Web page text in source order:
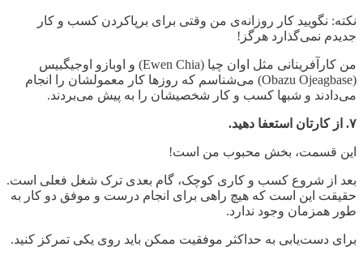
نکته: نگویید کار روزانهی من وقتی برای برپاکردن کسب و کار
جدیدم نمیگذارد هرگز!
من کارآفرینانی مثل اوان چیا (Ewen Chia) و اوبازو اوجیگبیس
(
Obazu Ojeagbase) میشناسم که روزها کار معمولشان را انجام
میدادند و شبها کسب و کار شخصیشان را به پیش میبردند.
۷. از کارتان استعفا دهید.
این قسمت، بخش محبوب من است!
بعد از شروع کسب و کاری کوچک، گام بعدی ترک شغل فعلی است.
حقیقت این است که هیچ راهی برای انجام درست و موفق دو کار به
طور همزمان وجود ندارد.
برای دستیابی به حداکثر موفقیت ممکن باید روی یکی تمرکز کنید.